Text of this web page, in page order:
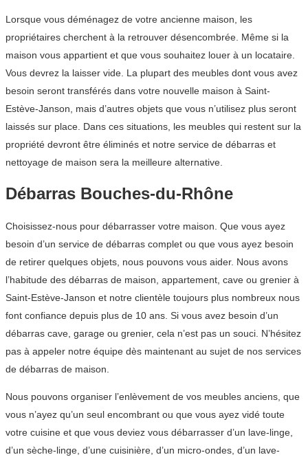
Lorsque vous déménagez de votre ancienne maison, les
propriétaires cherchent à la retrouver désencombrée. Même si la
maison vous appartient et que vous souhaitez louer à un locataire.
Vous devrez la laisser vide. La plupart des meubles dont vous avez
besoin seront transférés dans votre nouvelle maison à Saint-
Estève-Janson, mais d’autres objets que vous n’utilisez plus seront
laissés sur place. Dans ces situations, les meubles qui restent sur la
propriété devront être éliminés et notre service de débarras et
nettoyage de maison sera la meilleure alternative.
Débarras Bouches-du-Rhône
Choisissez-nous pour débarrasser votre maison. Que vous ayez
besoin d’un service de débarras complet ou que vous ayez besoin
de retirer quelques objets, nous pouvons vous aider. Nous avons
l’habitude des débarras de maison, appartement, cave ou grenier à
Saint-Estève-Janson et notre clientèle toujours plus nombreux nous
font confiance depuis plus de 10 ans. Si vous avez besoin d’un
débarras cave, garage ou grenier, cela n’est pas un souci. N’hésitez
pas à appeler notre équipe dès maintenant au sujet de nos services
de débarras de maison.
Nous pouvons organiser l’enlèvement de vos meubles anciens, que
vous n’ayez qu’un seul encombrant ou que vous ayez vidé toute
votre cuisine et que vous deviez vous débarrasser d’un lave-linge,
d’un sèche-linge, d’une cuisinière, d’un micro-ondes, d’un lave-